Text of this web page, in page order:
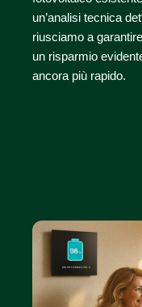
un’analisi tecnica
riusciamo a
un risparmio
ancora più rapido.